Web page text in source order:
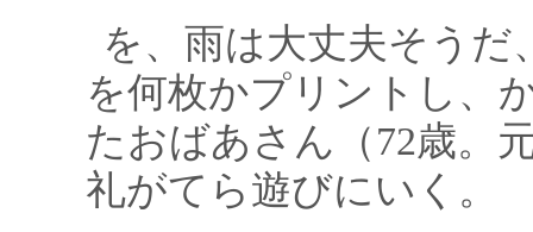
を、雨は大丈夫そう
を何枚かプリントし、
たおばあさん（72歳。
礼がてら遊びにいく。